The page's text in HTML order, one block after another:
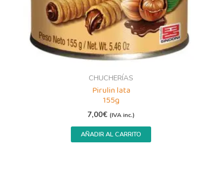
CHUCHERÍAS
Pirulin lata
155g
7,00€ (IVA inc.)
AÑADIR AL CARRITO